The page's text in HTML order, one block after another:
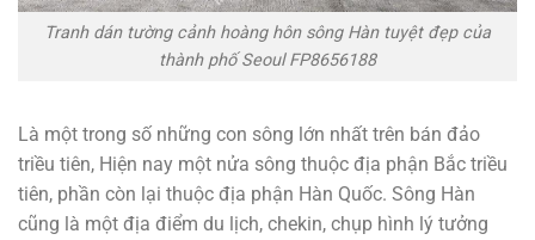
Tranh dán tường cảnh hoàng hôn sông Hàn tuyệt đẹp của
thành phố Seoul FP8656188
Là một trong số những con sông lớn nhất trên bán đảo
triều tiên, Hiện nay một nửa sông thuộc địa phận Bắc triều
tiên, phần còn lại thuộc địa phận Hàn Quốc. Sông Hàn
cũng là một địa điểm du lịch, chekin, chụp hình lý tưởng